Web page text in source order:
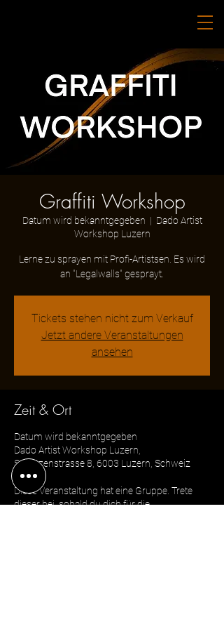
Graffiti Workshop
Datum wird bekanntgegeben
  |
Dado Artist
Workshop Luzern
Lerne zu sprayen mit Profi-Artistsen. Es wird
an "Legalwalls" gesprayt.
Tickets stehen nicht zum Verkauf
Jetzt andere Veranstaltungen
ansehen
Zeit & Ort
Datum wird bekanntgegeben
Dado Artist Workshop Luzern,
Schützenstrasse 8, 6003 Luzern, Schweiz
Diese Veranstaltung hat eine Gruppe. Trete
dieser bei, sobald du dich für die